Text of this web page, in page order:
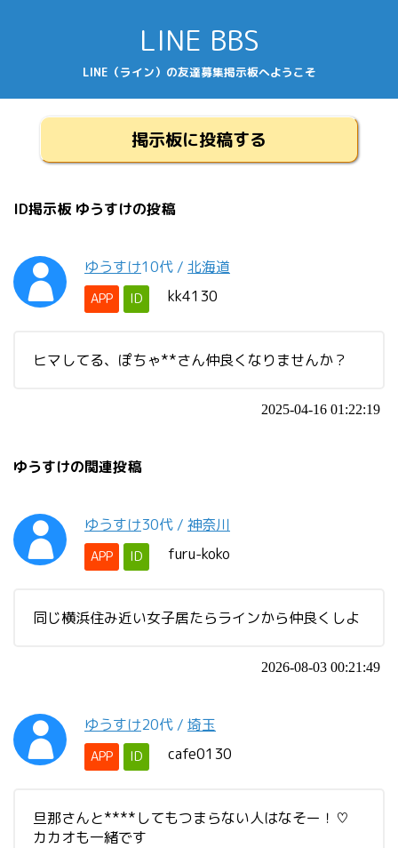
LINE BBS
LINE（ライン）の友達募集掲示板へようこそ
掲示板に投稿する
ID掲示板 ゆうすけの投稿
ゆうすけ10代 / 北海道
APP ID kk4130
ヒマしてる、ぽちゃ**さん仲良くなりませんか？
2025-04-16 01:22:19
ゆうすけの関連投稿
ゆうすけ30代 / 神奈川
APP ID furu-koko
同じ横浜住み近い女子居たらラインから仲良くしよ
2026-08-03 00:21:49
ゆうすけ20代 / 埼玉
APP ID cafe0130
旦那さんと****してもつまらない人はなそー！♡
カカオも一緒です